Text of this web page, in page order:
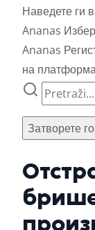
Наведете ги
Ananas
Ananas
на
Затворете го